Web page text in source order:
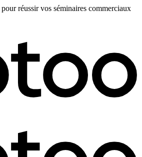
réussir vos séminaires commerciaux